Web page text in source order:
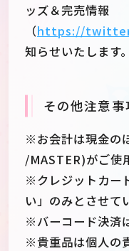
ッズ＆完売情報
（https://
知らせいたします。
その他注意事
※お会計は現金の
/MASTER)がご使
※クレジットカー
い」のみとさせて
※バーコード決済
※貴重品は個人の